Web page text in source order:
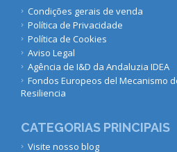
Condições gerais de venda
Política de Privacidade
Política de Cookies
Aviso Legal
Agência de I&D da Andaluzia IDEA
Fondos Europeos del Mecanismo
Resiliencia
CATEGORIAS PRINCIPAIS
Visite nosso blog